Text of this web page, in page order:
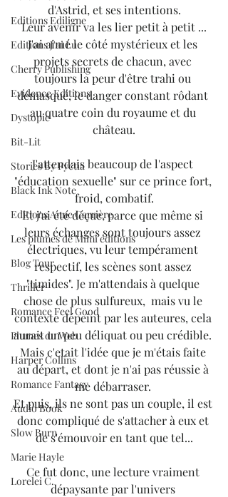
Editions Ediligne
Editions J'ai Lu
Cherry Publishing
Evidence Editions
Dystopie
Bit-Lit
Stories By Fyctia
Black Ink Note
Editions Anne Carrière
Les plumes de Mimi éditions
Blog Tour
Thriller
Romance Feel Good
Plumes du Web
Harper Collins
Romance Fantasy
Audio Book
Slow Burn
Marie Hayle
Lorelei C.
d'Astrid, et ses intentions.
Leur avenir va les lier petit à petit ...
J'ai aimé le côté mystérieux et les
projets secrets de chacun, avec
toujours la peur d'être trahi ou
démasqué, le danger constant rôdant
au quatre coin du royaume et du
château.
J'attendais beaucoup de l'aspect
"éducation sexuelle" sur ce prince fort,
froid, combatif.
Et j'ai été déçue, parce que même si
leurs échanges sont toujours assez
électriques, vu leur tempérament
respectif, les scènes sont assez
"timides". Je m'attendais à quelque
chose de plus sulfureux,  mais vu le
contexte dépeint par les auteures, cela
aurait un peu déliquat ou peu crédible.
Mais c'etait l'idée que je m'étais faite
au départ, et dont je n'ai pas réussie à
me débarraser.
Et puis, ils ne sont pas un couple, il est
donc compliqué de s'attacher à eux et
de s'émouvoir en tant que tel...
Ce fut donc, une lecture vraiment
dépaysante par l'univers